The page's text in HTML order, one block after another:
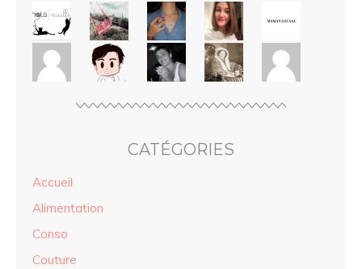
CATÉGORIES
Accueil
Alimentation
Conso
Couture